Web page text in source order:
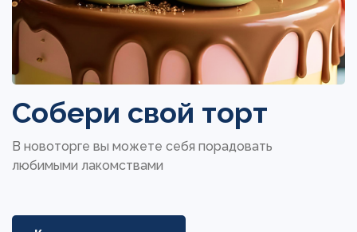
Собери свой торт
В новоторге вы можете себя порадовать
любимыми лакомствами